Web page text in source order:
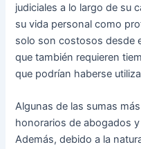
judiciales a lo largo de su
su vida personal como
solo son costosos desde
que también requieren
que podrían haberse
Algunas de las sumas
honorarios de abogados
Además, debido a la